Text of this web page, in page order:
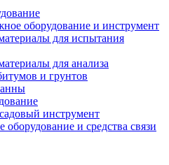
оборудование и инструмент
для испытания
для анализа
и грунтов
инструмент
и средства связи